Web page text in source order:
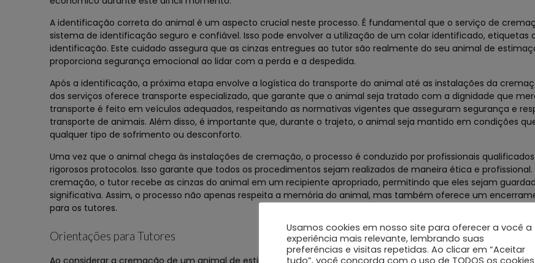
A identificação correta do animal é um aspecto crucial neste processo. É fundamental que o serviço de
sistema de identificação seguro e confiável. Isso pode envolver a utilização de um colar identificado, etiquetas
identificação. Este cuidado assegura que as cinzas entregues ao tutor são realmente do seu animal de
proporciona segurança emocional ao lidar com a perda e a despedida.
Após a identificação, a próxima etapa envolve a logística do transporte do animal até as instalações da
dos serviços oferece transporte especializado, que garante que o animal seja tratado com a dignidade que
transporte é feito em veículos adequados, respeitando as normativas vigentes que asseguram segurança e
transporte de animais. Além disso, é importante que, durante o trajeto, o animal seja mantido em condições
qualquer tipo de sofrimento ou desconforto.
Uma vez que o animal chega às instalações de cremação, o processo é conduzido por profissionais
rigorosos protocolos. Isso garante que todos os procedimentos sejam realizados de maneira ética e profissional.
cremação, o tutor recebe as cinzas do animal em um recipiente apropriado, permitindo que eles sejam
significativa. Assim, o processo não apenas respeita a memória do animal, mas também oferece um
para os tutores.
Orientações para Tutores
Ao considerar a cremação de um animal de estimação, é fundamental que os tutores avaliem diversos
Usamos cookies em nosso site para oferecer a você a
experiência mais relevante, lembrando suas
preferências e visitas repetidas. Ao clicar em “Aceitar
tudo”, você concorda com o uso de TODOS os cookies.